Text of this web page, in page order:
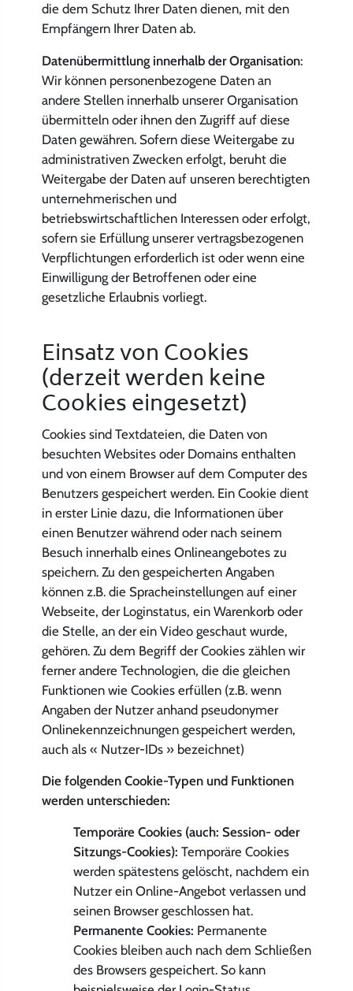
die dem Schutz Ihrer Daten dienen, mit den
Empfängern Ihrer Daten ab.
Datenübermittlung innerhalb der Organisation:
Wir können personenbezogene Daten an
andere Stellen innerhalb unserer Organisation
übermitteln oder ihnen den Zugriff auf diese
Daten gewähren. Sofern diese Weitergabe zu
administrativen Zwecken erfolgt, beruht die
Weitergabe der Daten auf unseren berechtigten
unternehmerischen und
betriebswirtschaftlichen Interessen oder erfolgt,
sofern sie Erfüllung unserer vertragsbezogenen
Verpflichtungen erforderlich ist oder wenn eine
Einwilligung der Betroffenen oder eine
gesetzliche Erlaubnis vorliegt.
Einsatz von Cookies
(derzeit werden keine
Cookies eingesetzt)
Cookies sind Textdateien, die Daten von
besuchten Websites oder Domains enthalten
und von einem Browser auf dem Computer des
Benutzers gespeichert werden. Ein Cookie dient
in erster Linie dazu, die Informationen über
einen Benutzer während oder nach seinem
Besuch innerhalb eines Onlineangebotes zu
speichern. Zu den gespeicherten Angaben
können z.B. die Spracheinstellungen auf einer
Webseite, der Loginstatus, ein Warenkorb oder
die Stelle, an der ein Video geschaut wurde,
gehören. Zu dem Begriff der Cookies zählen wir
ferner andere Technologien, die die gleichen
Funktionen wie Cookies erfüllen (z.B. wenn
Angaben der Nutzer anhand pseudonymer
Onlinekennzeichnungen gespeichert werden,
auch als « Nutzer-IDs » bezeichnet)
Die folgenden Cookie-Typen und Funktionen
werden unterschieden:
Temporäre Cookies (auch: Session- oder
Sitzungs-Cookies): Temporäre Cookies
werden spätestens gelöscht, nachdem ein
Nutzer ein Online-Angebot verlassen und
seinen Browser geschlossen hat.
Permanente Cookies: Permanente
Cookies bleiben auch nach dem Schließen
des Browsers gespeichert. So kann